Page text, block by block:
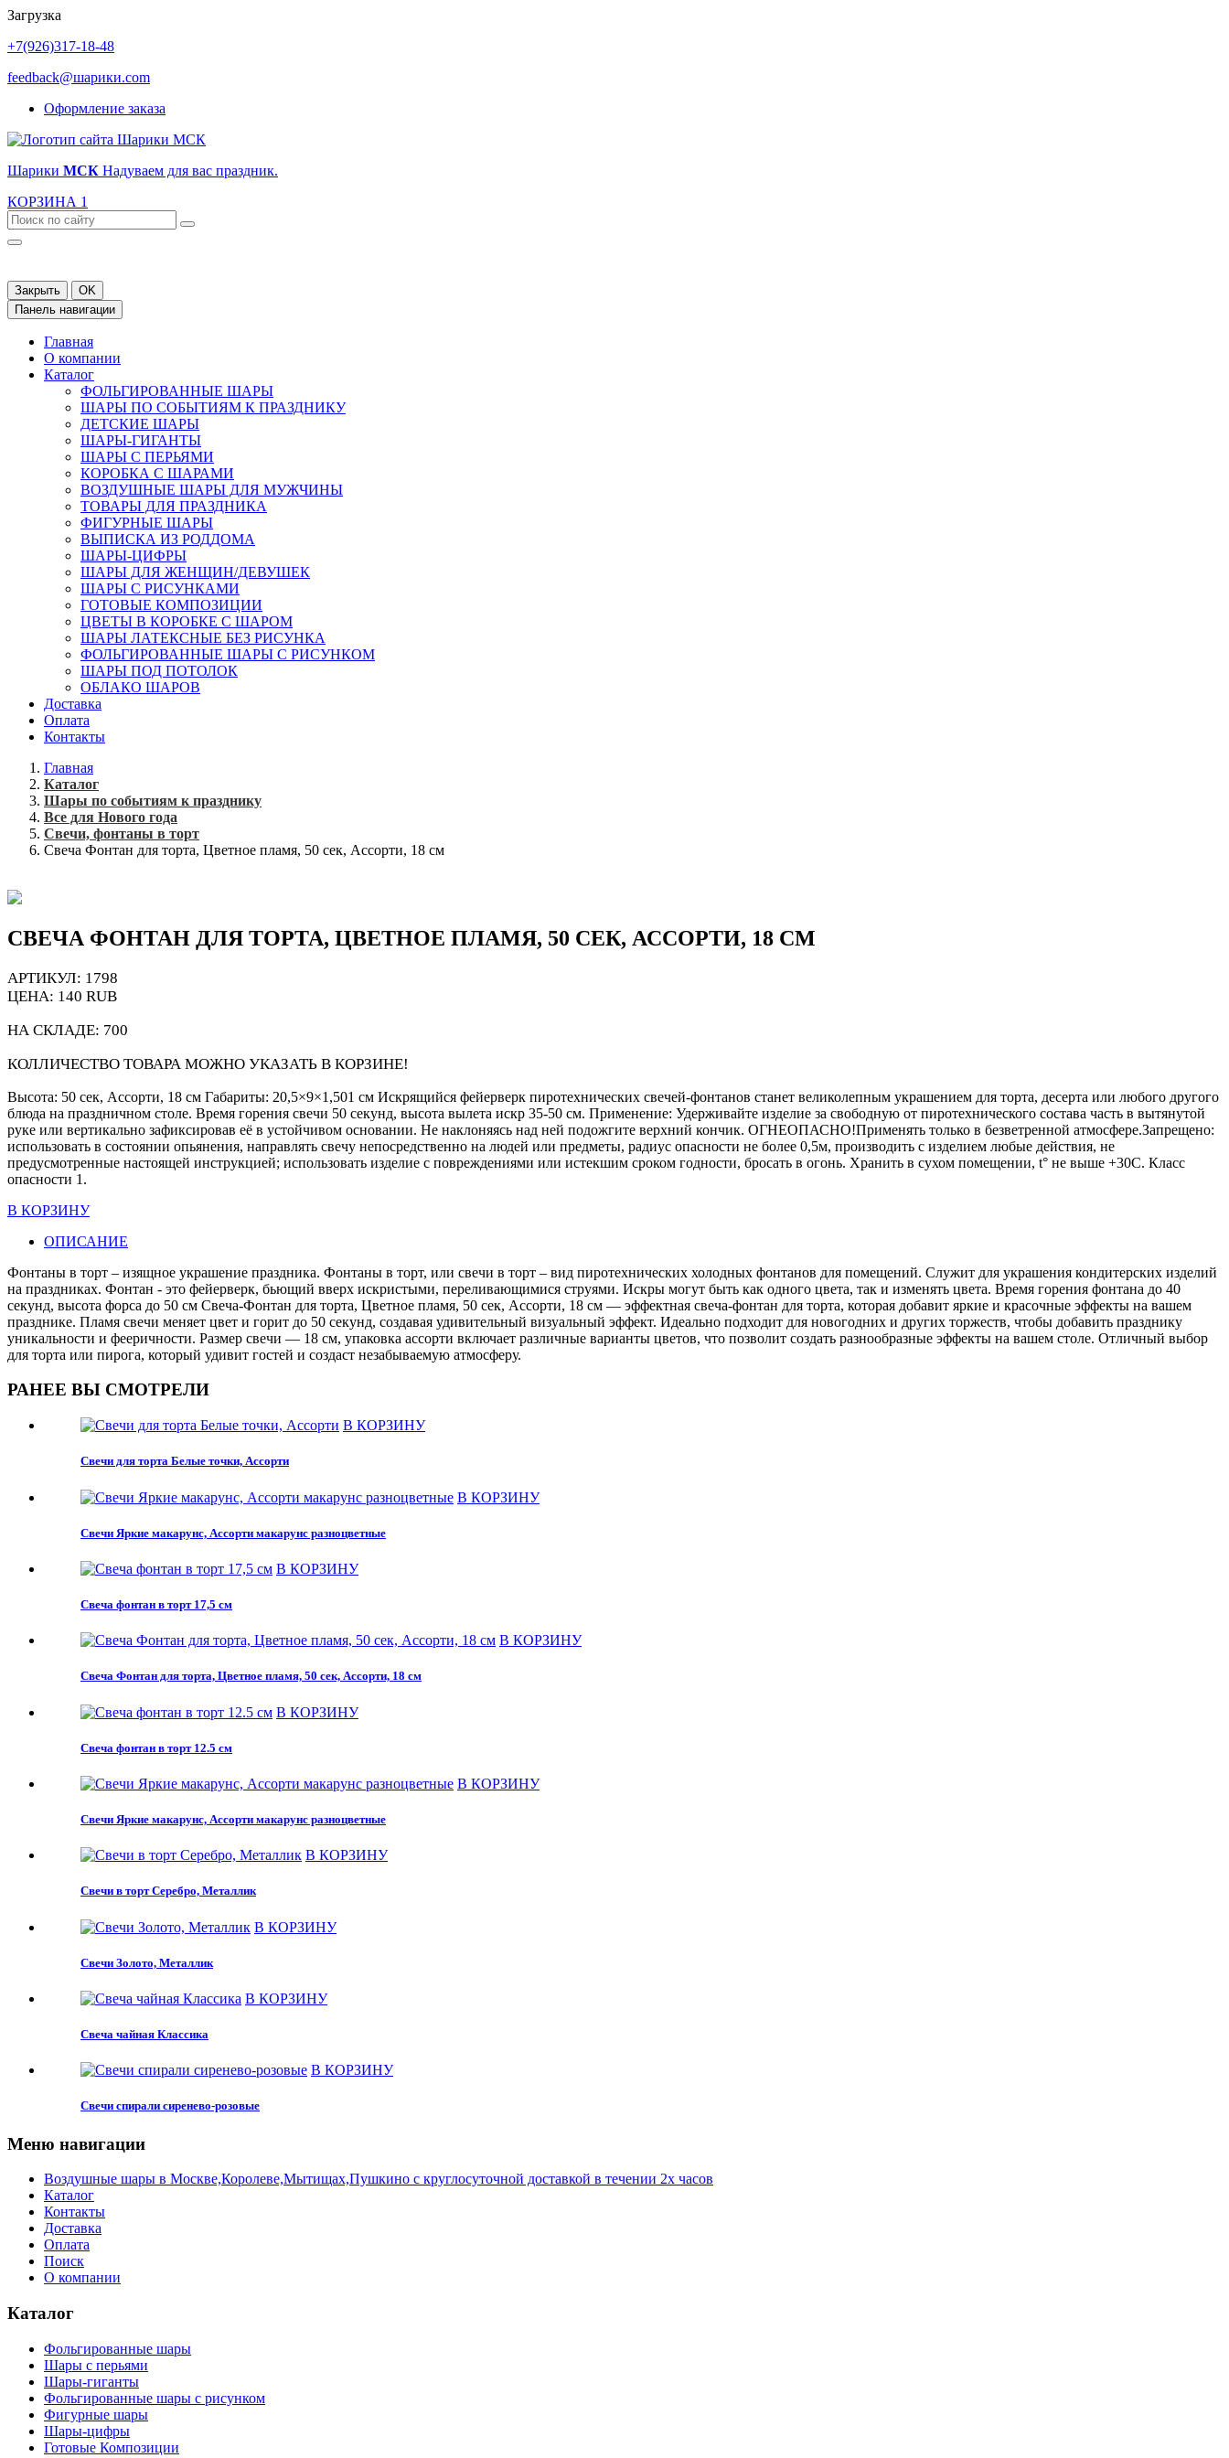
Загрузка
+7(926)317-18-48
feedback@шарики.com
Оформление заказа
Шарики МСК Надуваем для вас праздник.
КОРЗИНА 1
Закрыть
OK
Панель навигации
Главная
О компании
Каталог
ФОЛЬГИРОВАННЫЕ ШАРЫ
ШАРЫ ПО СОБЫТИЯМ К ПРАЗДНИКУ
ДЕТСКИЕ ШАРЫ
ШАРЫ-ГИГАНТЫ
ШАРЫ С ПЕРЬЯМИ
КОРОБКА С ШАРАМИ
ВОЗДУШНЫЕ ШАРЫ ДЛЯ МУЖЧИНЫ
ТОВАРЫ ДЛЯ ПРАЗДНИКА
ФИГУРНЫЕ ШАРЫ
ВЫПИСКА ИЗ РОДДОМА
ШАРЫ-ЦИФРЫ
ШАРЫ ДЛЯ ЖЕНЩИН/ДЕВУШЕК
ШАРЫ С РИСУНКАМИ
ГОТОВЫЕ КОМПОЗИЦИИ
ЦВЕТЫ В КОРОБКЕ С ШАРОМ
ШАРЫ ЛАТЕКСНЫЕ БЕЗ РИСУНКА
ФОЛЬГИРОВАННЫЕ ШАРЫ С РИСУНКОМ
ШАРЫ ПОД ПОТОЛОК
ОБЛАКО ШАРОВ
Доставка
Оплата
Контакты
Главная
Каталог
Шары по событиям к празднику
Все для Нового года
Свечи, фонтаны в торт
Свеча Фонтан для торта, Цветное пламя, 50 сек, Ассорти, 18 см
СВЕЧА ФОНТАН ДЛЯ ТОРТА, ЦВЕТНОЕ ПЛАМЯ, 50 СЕК, АССОРТИ, 18 СМ
АРТИКУЛ: 1798
ЦЕНА: 140 RUB
НА СКЛАДЕ: 700
КОЛЛИЧЕСТВО ТОВАРА МОЖНО УКАЗАТЬ В КОРЗИНЕ!
Высота: 50 сек, Ассорти, 18 см Габариты: 20,5×9×1,501 см Искрящийся фейерверк пиротехнических свечей-фонтанов станет великолепным украшением для торта, десерта или любого другого
блюда на праздничном столе. Время горения свечи 50 секунд, высота вылета искр 35-50 см. Применение: Удерживайте изделие за свободную от пиротехнического состава часть в вытянутой
руке или вертикально зафиксировав её в устойчивом основании. Не наклоняясь над ней подожгите верхний кончик. ОГНЕОПАСНО!Применять только в безветренной атмосфере.Запрещено:
использовать в состоянии опьянения, направлять свечу непосредственно на людей или предметы, радиус опасности не более 0,5м, производить с изделием любые действия, не
предусмотренные настоящей инструкцией; использовать изделие с повреждениями или истекшим сроком годности, бросать в огонь. Хранить в сухом помещении, t° не выше +30С. Класс
опасности 1.
В КОРЗИНУ
ОПИСАНИЕ
Фонтаны в торт – изящное украшение праздника. Фонтаны в торт, или свечи в торт – вид пиротехнических холодных фонтанов для помещений. Служит для украшения кондитерских изделий
на праздниках. Фонтан - это фейерверк, бьющий вверх искристыми, переливающимися струями. Искры могут быть как одного цвета, так и изменять цвета. Время горения фонтана до 40
секунд, высота форса до 50 см Свеча-Фонтан для торта, Цветное пламя, 50 сек, Ассорти, 18 см — эффектная свеча-фонтан для торта, которая добавит яркие и красочные эффекты на вашем
празднике. Пламя свечи меняет цвет и горит до 50 секунд, создавая удивительный визуальный эффект. Идеально подходит для новогодних и других торжеств, чтобы добавить празднику
уникальности и фееричности. Размер свечи — 18 см, упаковка ассорти включает различные варианты цветов, что позволит создать разнообразные эффекты на вашем столе. Отличный выбор
для торта или пирога, который удивит гостей и создаст незабываемую атмосферу.
РАНЕЕ ВЫ СМОТРЕЛИ
В КОРЗИНУ
Свечи для торта Белые точки, Ассорти
В КОРЗИНУ
Свечи Яркие макарунс, Ассорти макарунс разноцветные
В КОРЗИНУ
Свеча фонтан в торт 17,5 см
В КОРЗИНУ
Свеча Фонтан для торта, Цветное пламя, 50 сек, Ассорти, 18 см
В КОРЗИНУ
Свеча фонтан в торт 12.5 см
В КОРЗИНУ
Свечи Яркие макарунс, Ассорти макарунс разноцветные
В КОРЗИНУ
Свечи в торт Серебро, Металлик
В КОРЗИНУ
Свечи Золото, Металлик
В КОРЗИНУ
Свеча чайная Классика
В КОРЗИНУ
Свечи спирали сиренево-розовые
Меню навигации
Воздушные шары в Москве,Королеве,Мытищах,Пушкино с круглосуточной доставкой в течении 2х часов
Каталог
Контакты
Доставка
Оплата
Поиск
О компании
Каталог
Фольгированные шары
Шары с перьями
Шары-гиганты
Фольгированные шары с рисунком
Фигурные шары
Шары-цифры
Готовые Композиции